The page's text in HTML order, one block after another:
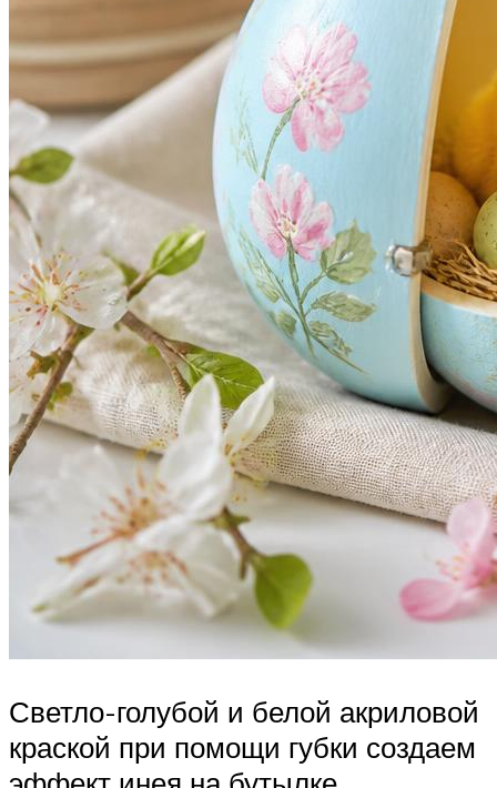
Светло-голубой и белой акриловой
краской при помощи губки создаем